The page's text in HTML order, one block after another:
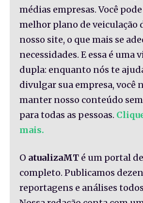
médias empresas. Você
melhor plano de veiculação
nosso site, o que mais se
necessidades. E essa é uma
dupla: enquanto nós te
divulgar sua empresa, você
manter nosso conteúdo
para todas as pessoas.
mais.
O atualizaMT é um portal
completo. Publicamos
reportagens e análises